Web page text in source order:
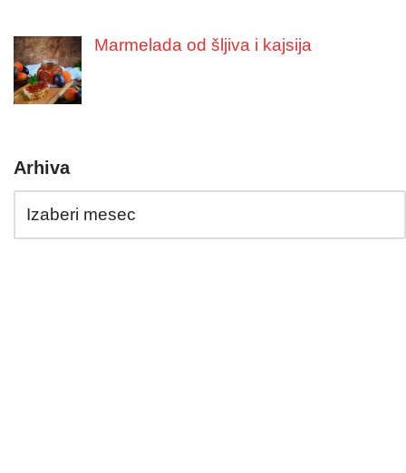
Marmelada od šljiva i kajsija
Arhiva